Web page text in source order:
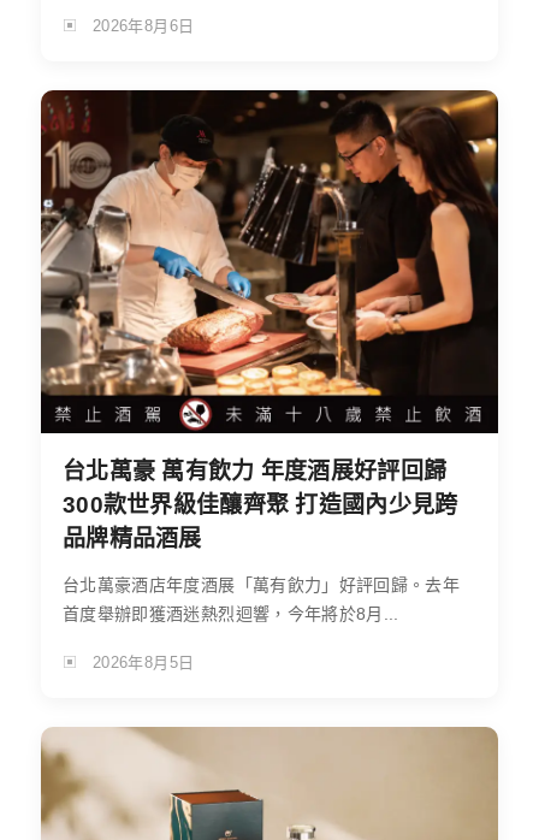
2026年8月6日
台北萬豪 萬有飲力 年度酒展好評回歸
300款世界級佳釀齊聚 打造國內少見跨
品牌精品酒展
台北萬豪酒店年度酒展「萬有飲力」好評回歸。去年
首度舉辦即獲酒迷熱烈迴響，今年將於8月...
2026年8月5日